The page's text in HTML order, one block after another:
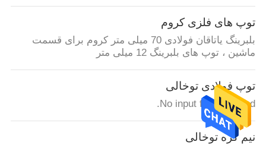
توپ های فلزی کروم
بلبرینگ یاتاقان فولادی 70 میلی متر کروم برای قسمت
ماشین ، توپ های بلبرینگ 12 میلی متر
توپ فولادی توخالی
No input file specified.
نیم کره توخالی